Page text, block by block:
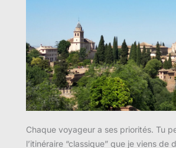
Chaque voyageur a ses priorités. Tu
l’itinéraire “classique” que je viens de